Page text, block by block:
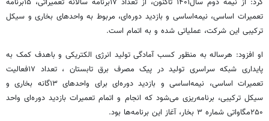
کرد: از نیمه دوم سال۱۴۰۱ تاکنون، از تعداد ۱۷برنامه سالانه تعمیراتی، ۱۵برنامه
تعمیرات اساسی، نیمه‌اساسی و بازدید دوره‌ای، مربوط به واحدهای بخاری و سیکل
ترکیبی این شرکت، عملیاتی شده و به اتمام است.
او افزود: هرساله به منظور کسب آمادگی تولید انرژی الکتریکی و باهدف کمک به
پایداری شبکه سراسری تولید در پیک مصرف برق تابستان ، تعداد ۱۷فعالیت
تعمیرات اساسی، نیمه‌اساسی و بازدید دوره‌ای برای واحدهای ۱۳گانه بخاری و
سیکل ترکیبی، برنامه‌ریزی می‌شود که انجام و اتمام تعمیرات بازدید دوره‌ای واحد
۲۵۰مگاواتی شماره ۳ بخار، آغاز این برنامه‌ها بود.